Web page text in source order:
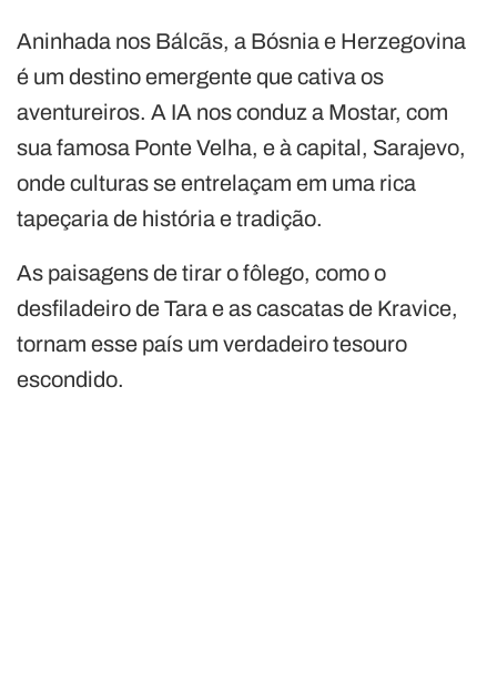
Aninhada nos Bálcãs, a Bósnia e Herzegovina
é um destino emergente que cativa os
aventureiros. A IA nos conduz a Mostar, com
sua famosa Ponte Velha, e à capital, Sarajevo,
onde culturas se entrelaçam em uma rica
tapeçaria de história e tradição.
As paisagens de tirar o fôlego, como o
desfiladeiro de Tara e as cascatas de Kravice,
tornam esse país um verdadeiro tesouro
escondido.